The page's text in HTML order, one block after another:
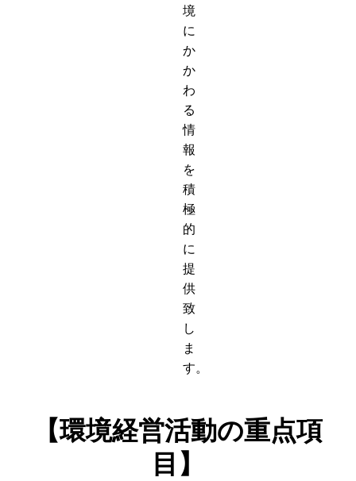
境
に
か
か
わ
る
情
報
を
積
極
的
に
提
供
致
し
ま
す。
【環境経営活動の重点項
目】